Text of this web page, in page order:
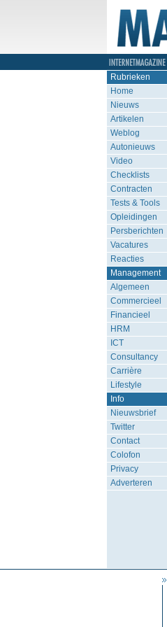
Rubrieken
Home
Nieuws
Artikelen
Weblog
Autonieuws
Video
Checklists
Contracten
Tests & Tools
Opleidingen
Persberichten
Vacatures
Reacties
Management
Algemeen
Commercieel
Financieel
HRM
ICT
Consultancy
Carrière
Lifestyle
Info
Nieuwsbrief
Twitter
Contact
Colofon
Privacy
Adverteren